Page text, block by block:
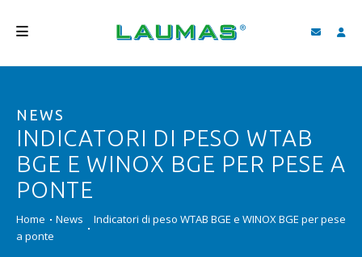
PRODOTTI
SERVIZI
ASSISTENZA E DOWNLOAD
VIDEO
NEWS
INDICATORI DI PESO WTAB
BGE E WINOX BGE PER PESE A
PONTE
Home News
Indicatori di peso WTAB BGE e WINOX BGE per pese
a ponte